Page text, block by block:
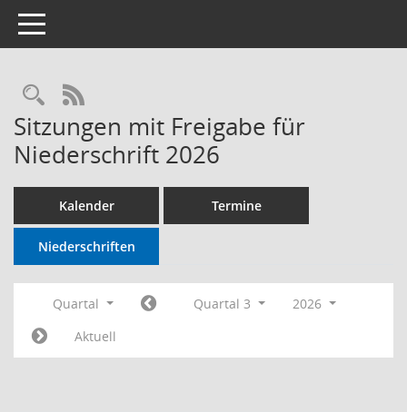
Toggle navigation
RSS-Feed
Sitzungen mit Freigabe für
Niederschrift 2026
Kalender Termine
Niederschriften
Quartal Quartal 3
2026
Aktuell